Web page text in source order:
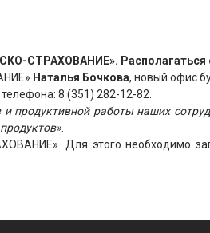
СТРАХОВАНИЕ». Располагаться
Наталья Бочкова, новый офис
8 (351) 282-12-82.
продуктивной работы наших
Для этого необходимо